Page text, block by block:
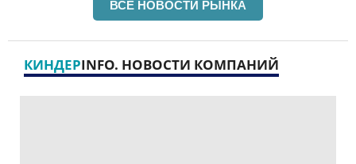
ВСЕ НОВОСТИ РЫНКА
КИНДЕРINFO. НОВОСТИ КОМПАНИЙ